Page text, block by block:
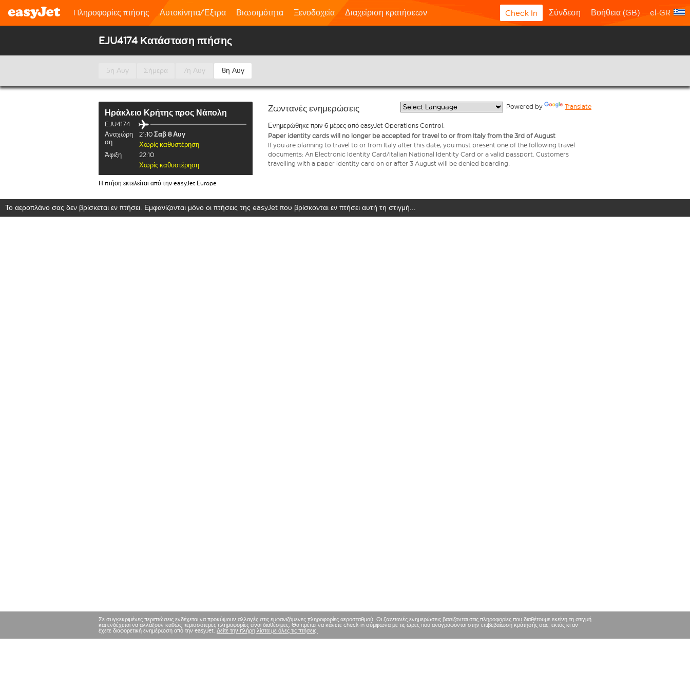
Πληροφορίες πτήσης Αυτοκίνητα/Έξτρα Βιωσιμότητα Ξενοδοχεία Διαχείριση κρατήσεων Check In Σύνδεση Βοήθεια (GB) el-GR
EJU4174 Κατάσταση πτήσης
5η Αυγ Σήμερα 7η Αυγ 8η Αυγ
Ηράκλειο Κρήτης προς Νάπολη
EJU4174
Αναχώρη
ση
21:10 Σαβ 8 Αυγ
Χωρίς καθυστέρηση
Άφιξη
22:10
Χωρίς καθυστέρηση
Η πτήση εκτελείται από την easyJet Europe
Ζωντανές ενημερώσεις Powered by Translate
Ενημερώθηκε πριν 6 μέρες από easyJet Operations Control.
Paper identity cards will no longer be accepted for travel to or from Italy from the 3rd of August
If you are planning to travel to or from Italy after this date, you must present one of the following travel
documents: An Electronic Identity Card/Italian National Identity Card or a valid passport. Customers
travelling with a paper identity card on or after 3 August will be denied boarding.
Το αεροπλάνο σας δεν βρίσκεται εν πτήσει. Εμφανίζονται μόνο οι πτήσεις της easyJet που βρίσκονται εν πτήσει αυτή τη στιγμή...
Σε συγκεκριμένες περιπτώσεις ενδέχεται να προκύψουν αλλαγές στις εμφανιζόμενες πληροφορίες αεροσταθμού. Οι ζωντανές ενημερώσεις βασίζονται στις πληροφορίες που διαθέτουμε εκείνη τη στιγμή
και ενδέχεται να αλλάξουν καθώς περισσότερες πληροφορίες είναι διαθέσιμες. Θα πρέπει να κάνετε check-in σύμφωνα με τις ώρες που αναγράφονται στην επιβεβαίωση κράτησής σας, εκτός κι αν
έχετε διαφορετική ενημέρωση από την easyJet. Δείτε την πλήρη λίστα με όλες τις πτήσεις.